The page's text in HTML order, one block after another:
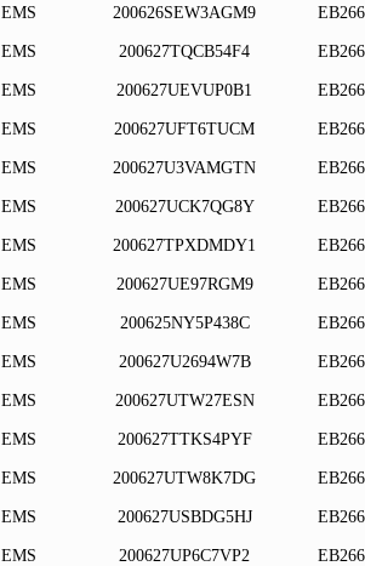
EMS 200626SEW3AGM9
EMS 200627TQCB54F4
EMS 200627UEVUP0B1
EMS 200627UFT6TUCM
EMS 200627U3VAMGTN
EMS 200627UCK7QG8Y
EMS 200627TPXDMDY1
EMS 200627UE97RGM9
EMS 200625NY5P438C
EMS 200627U2694W7B
EMS 200627UTW27ESN
EMS 200627TTKS4PYF
EMS 200627UTW8K7DG
EMS 200627USBDG5HJ
EMS 200627UP6C7VP2